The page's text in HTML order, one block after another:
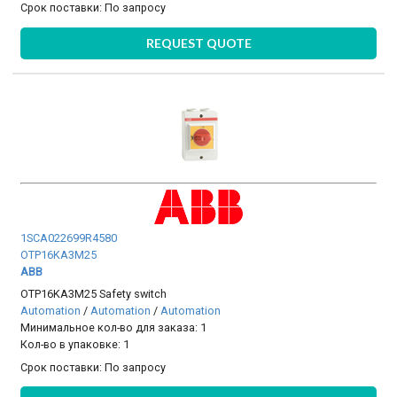
Срок поставки:По запросу
REQUEST QUOTE
1SCA022699R4580
OTP16KA3M25
ABB
OTP16KA3M25 Safety switch
Automation /Automation /Automation
Минимальное кол-во для заказа: 1
Кол-во в упаковке: 1
Срок поставки:По запросу